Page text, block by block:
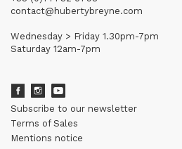
contact@hubertybreyne.com
Wednesday > Friday 1.30pm-7pm
Saturday 12am-7pm
Subscribe to our newsletter
Terms of Sales
Mentions notice